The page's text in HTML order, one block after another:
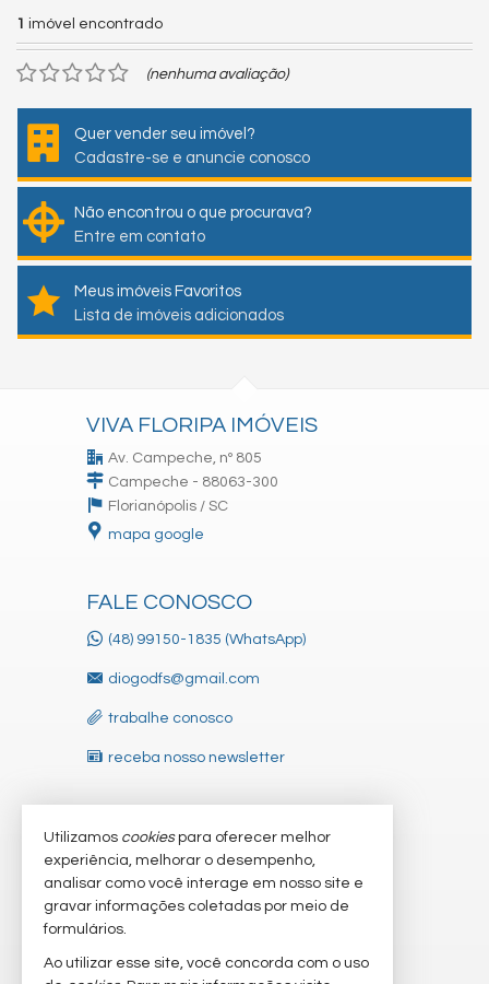
1 imóvel encontrado
(nenhuma avaliação)
Quer vender seu imóvel?
Cadastre-se e anuncie conosco
Não encontrou o que procurava?
Entre em contato
Meus imóveis Favoritos
Lista de imóveis adicionados
VIVA FLORIPA IMÓVEIS
Av. Campeche, nº 805
Campeche - 88063-300
Florianópolis / SC
mapa google
FALE CONOSCO
(48) 99150-1835 (WhatsApp)
diogodfs@gmail.com
trabalhe conosco
receba nosso newsletter
VEJA MAIS
indicadores financeiros
imóveis favoritos
Utilizamos cookiespara oferecer melhor
experiência, melhorar o desempenho,
analisar como você interage em nosso site e
gravar informações coletadas por meio de
formulários.
Ao utilizar esse site, você concorda com o uso